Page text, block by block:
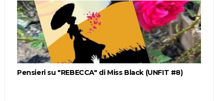
Pensieri su "REBECCA" di Miss Black (UNFIT #8)